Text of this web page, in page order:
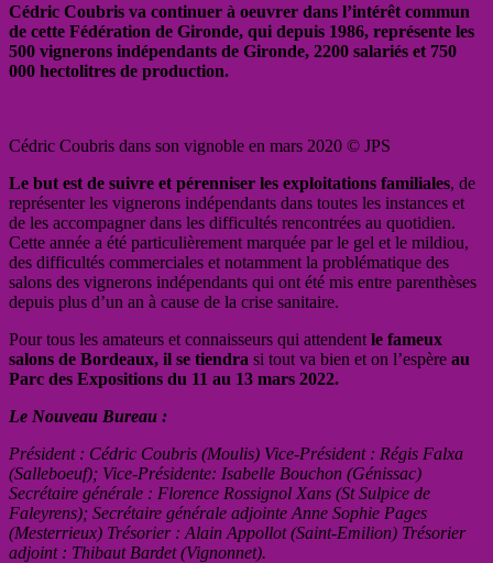
Cédric Coubris va continuer à oeuvrer dans l’intérêt commun
de cette Fédération de Gironde, qui depuis 1986, représente les
500 vignerons indépendants de Gironde, 2200 salariés et 750
000 hectolitres de production.
Cédric Coubris dans son vignoble en mars 2020 © JPS
Le but est de suivre et pérenniser les exploitations familiales, de
représenter les vignerons indépendants dans toutes les instances et
de les accompagner dans les difficultés rencontrées au quotidien.
Cette année a été particulièrement marquée par le gel et le mildiou,
des difficultés commerciales et notamment la problématique des
salons des vignerons indépendants qui ont été mis entre parenthèses
depuis plus d’un an à cause de la crise sanitaire.
Pour tous les amateurs et connaisseurs qui attendent le fameux
salons de Bordeaux, il se tiendra si tout va bien et on l’espère au
Parc des Expositions du 11 au 13 mars 2022.
Le Nouveau Bureau :
Président : Cédric Coubris (Moulis) Vice-Président : Régis Falxa
(Salleboeuf); Vice-Présidente: Isabelle Bouchon (Génissac)
Secrétaire générale : Florence Rossignol Xans (St Sulpice de
Faleyrens); Secrétaire générale adjointe Anne Sophie Pages
(Mesterrieux) Trésorier : Alain Appollot (Saint-Emilion) Trésorier
adjoint : Thibaut Bardet (Vignonnet).